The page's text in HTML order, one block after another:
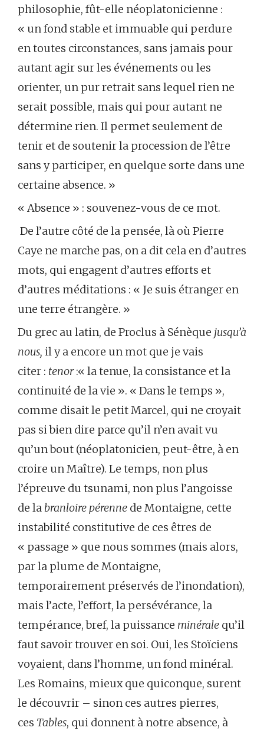
philosophie, fût-elle néoplatonicienne :
« un fond stable et immuable qui perdure
en toutes circonstances, sans jamais pour
autant agir sur les événements ou les
orienter, un pur retrait sans lequel rien ne
serait possible, mais qui pour autant ne
détermine rien. Il permet seulement de
tenir et de soutenir la procession de l’être
sans y participer, en quelque sorte dans une
certaine absence. »
« Absence » : souvenez-vous de ce mot.
De l’autre côté de la pensée, là où Pierre
Caye ne marche pas, on a dit cela en d’autres
mots, qui engagent d’autres efforts et
d’autres méditations : « Je suis étranger en
une terre étrangère. »
Du grec au latin, de Proclus à Sénèque jusqu’à
nous, il y a encore un mot que je vais
citer : tenor:« la tenue, la consistance et la
continuité de la vie ». « Dans le temps »,
comme disait le petit Marcel, qui ne croyait
pas si bien dire parce qu’il n’en avait vu
qu’un bout (néoplatonicien, peut-être, à en
croire un Maître). Le temps, non plus
l’épreuve du tsunami, non plus l’angoisse
de la branloire pérenne de Montaigne, cette
instabilité constitutive de ces êtres de
« passage » que nous sommes (mais alors,
par la plume de Montaigne,
temporairement préservés de l’inondation),
mais l’acte, l’effort, la persévérance, la
tempérance, bref, la puissance minérale qu’il
faut savoir trouver en soi. Oui, les Stoïciens
voyaient, dans l’homme, un fond minéral.
Les Romains, mieux que quiconque, surent
le découvrir – sinon ces autres pierres,
ces Tables, qui donnent à notre absence, à